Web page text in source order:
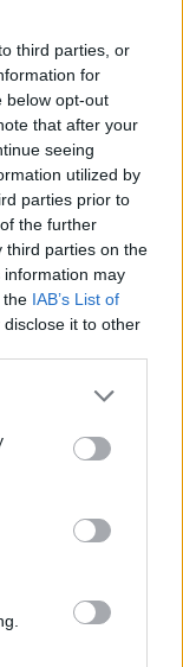
third parties, or
for
below opt-out
that after your
seeing
utilized by
parties prior to
the further
third parties on the
information may
the IAB’s List of
it to other
or more Google
You may click to
party tags to
in below Google
από τον Γιώργο